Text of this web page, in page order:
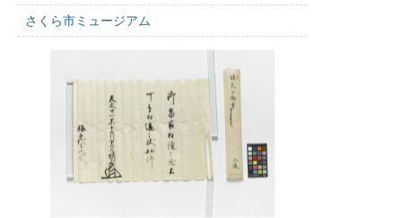
さくら市ミュージアム